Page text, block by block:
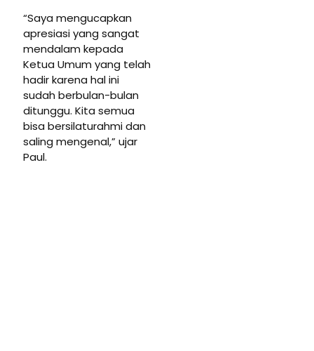
“Saya mengucapkan
apresiasi yang sangat
mendalam kepada
Ketua Umum yang telah
hadir karena hal ini
sudah berbulan-bulan
ditunggu. Kita semua
bisa bersilaturahmi dan
saling mengenal,” ujar
Paul.